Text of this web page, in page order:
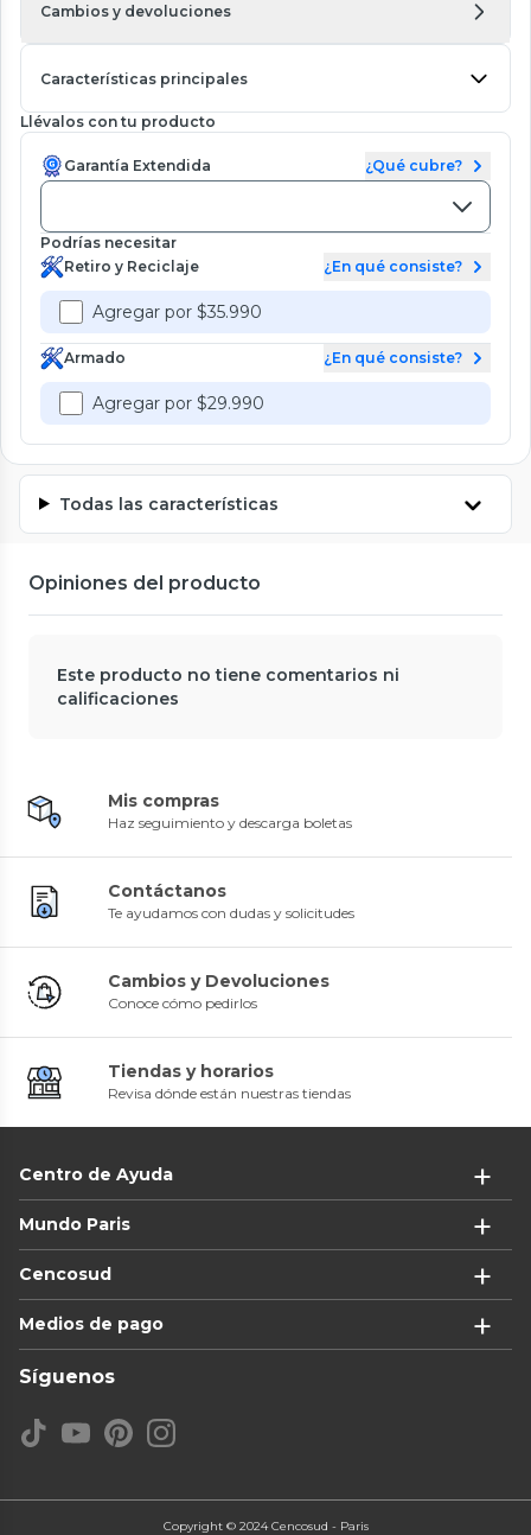
Cambios y devoluciones
Características principales
Llévalos con tu producto
Garantía Extendida ¿Qué cubre?
Podrías necesitar
Retiro y Reciclaje
¿En qué consiste?
Agregar por $35.990
Armado ¿En qué consiste?
Agregar por $29.990
Todas las características
Opiniones del producto
Este producto no tiene comentarios ni
calificaciones
Mis compras
Haz seguimiento y descarga boletas
Contáctanos
Te ayudamos con dudas y solicitudes
Cambios y Devoluciones
Conoce cómo pedirlos
Tiendas y horarios
Revisa dónde están nuestras tiendas
Centro de Ayuda
Mundo Paris
Cencosud
Medios de pago
Síguenos
Copyright © 2024 Cencosud - Paris